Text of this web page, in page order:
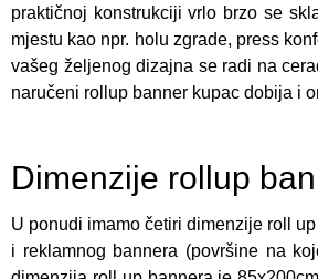
praktičnoj konstrukciji vrlo brzo se
mjestu kao npr. holu zgrade, press
vašeg željenog dizajna se radi na
naručeni rollup banner kupac dobija i
Dimenzije rollup
U ponudi imamo četiri dimenzije roll
i reklamnog bannera (površine na